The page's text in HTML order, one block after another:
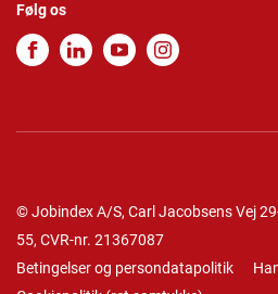
Følg os
© Jobindex A/S, Carl Jacobsens Vej
55, CVR-nr. 21367087
Betingelser og persondatapolitik